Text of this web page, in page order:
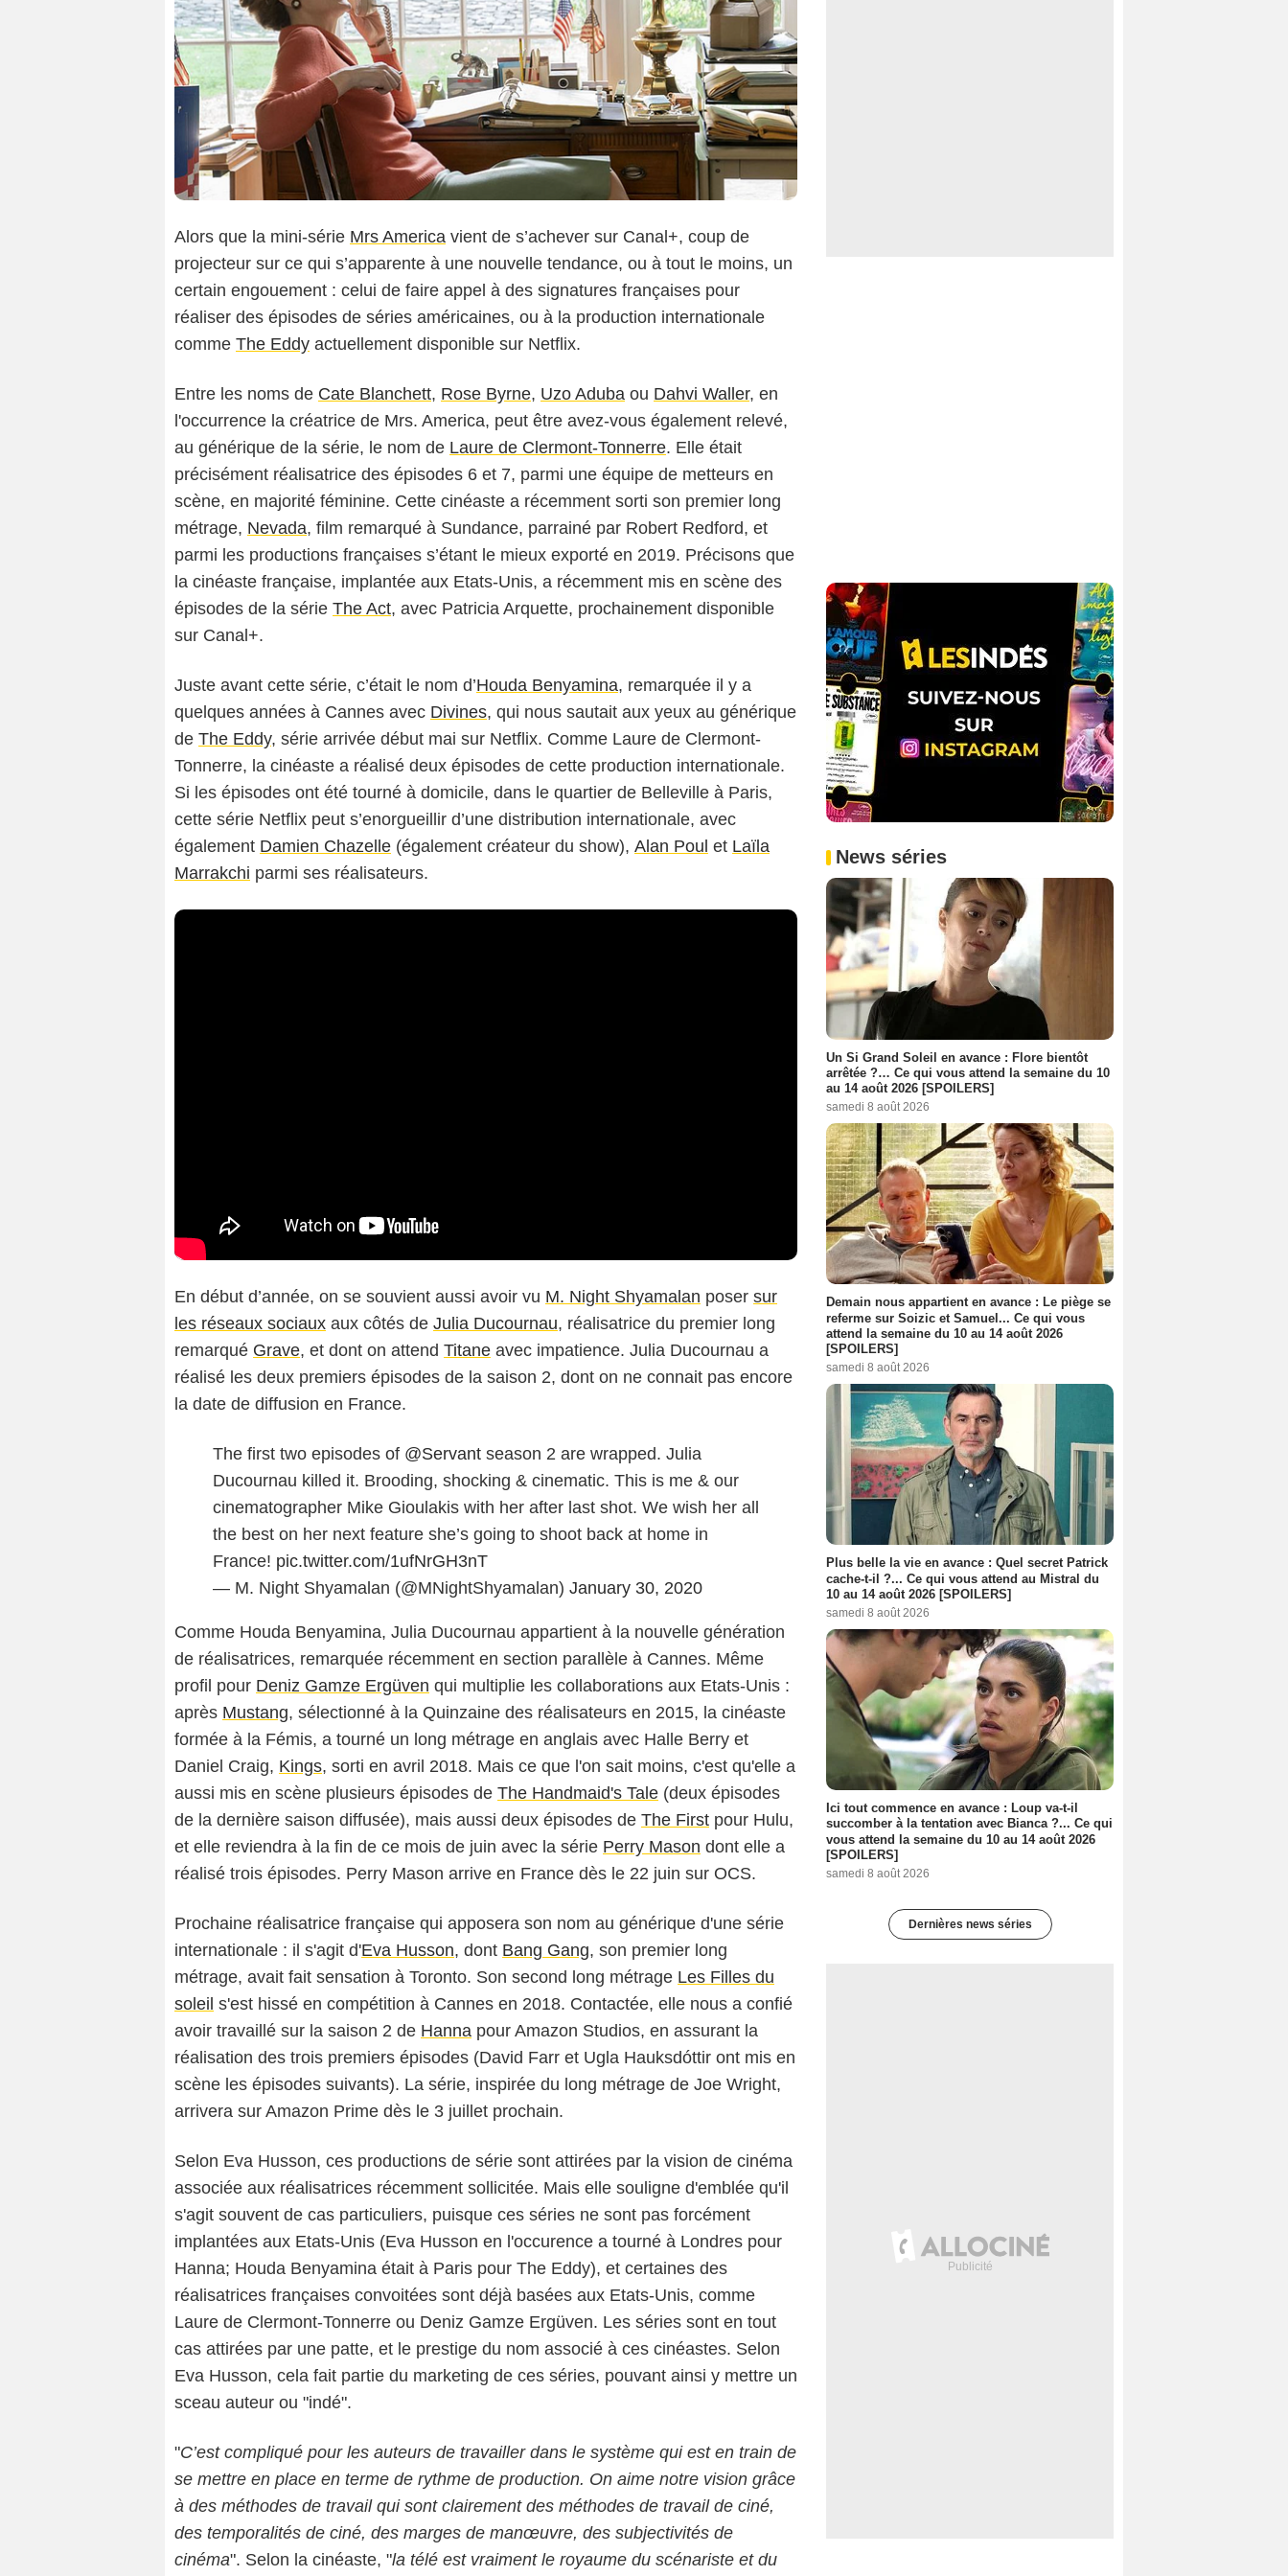
Alors que la mini-série Mrs America vient de s’achever sur Canal+, coup de
projecteur sur ce qui s’apparente à une nouvelle tendance, ou à tout le moins, un
certain engouement : celui de faire appel à des signatures françaises pour
réaliser des épisodes de séries américaines, ou à la production internationale
comme The Eddy actuellement disponible sur Netflix.
Entre les noms de Cate Blanchett, Rose Byrne, Uzo Aduba ou Dahvi Waller, en
l'occurrence la créatrice de Mrs. America, peut être avez-vous également relevé,
au générique de la série, le nom de Laure de Clermont-Tonnerre. Elle était
précisément réalisatrice des épisodes 6 et 7, parmi une équipe de metteurs en
scène, en majorité féminine. Cette cinéaste a récemment sorti son premier long
métrage, Nevada, film remarqué à Sundance, parrainé par Robert Redford, et
parmi les productions françaises s’étant le mieux exporté en 2019. Précisons que
la cinéaste française, implantée aux Etats-Unis, a récemment mis en scène des
épisodes de la série The Act, avec Patricia Arquette, prochainement disponible
sur Canal+.
Juste avant cette série, c’était le nom d’Houda Benyamina, remarquée il y a
quelques années à Cannes avec Divines, qui nous sautait aux yeux au générique
de The Eddy, série arrivée début mai sur Netflix. Comme Laure de Clermont-
Tonnerre, la cinéaste a réalisé deux épisodes de cette production internationale.
Si les épisodes ont été tourné à domicile, dans le quartier de Belleville à Paris,
cette série Netflix peut s’enorgueillir d’une distribution internationale, avec
également Damien Chazelle (également créateur du show), Alan Poul et Laïla
Marrakchi parmi ses réalisateurs.
En début d’année, on se souvient aussi avoir vu M. Night Shyamalan poser sur
les réseaux sociaux aux côtés de Julia Ducournau, réalisatrice du premier long
remarqué Grave, et dont on attend Titane avec impatience. Julia Ducournau a
réalisé les deux premiers épisodes de la saison 2, dont on ne connait pas encore
la date de diffusion en France.
The first two episodes of @Servant season 2 are wrapped. Julia
Ducournau killed it. Brooding, shocking & cinematic. This is me & our
cinematographer Mike Gioulakis with her after last shot. We wish her all
the best on her next feature she’s going to shoot back at home in
France! pic.twitter.com/1ufNrGH3nT
— M. Night Shyamalan (@MNightShyamalan) January 30, 2020
Comme Houda Benyamina, Julia Ducournau appartient à la nouvelle génération
de réalisatrices, remarquée récemment en section parallèle à Cannes. Même
profil pour Deniz Gamze Ergüven qui multiplie les collaborations aux Etats-Unis :
après Mustang, sélectionné à la Quinzaine des réalisateurs en 2015, la cinéaste
formée à la Fémis, a tourné un long métrage en anglais avec Halle Berry et
Daniel Craig, Kings, sorti en avril 2018. Mais ce que l'on sait moins, c'est qu'elle a
aussi mis en scène plusieurs épisodes de The Handmaid's Tale (deux épisodes
de la dernière saison diffusée), mais aussi deux épisodes de The First pour Hulu,
et elle reviendra à la fin de ce mois de juin avec la série Perry Mason dont elle a
réalisé trois épisodes. Perry Mason arrive en France dès le 22 juin sur OCS.
Prochaine réalisatrice française qui apposera son nom au générique d'une série
internationale : il s'agit d'Eva Husson, dont Bang Gang, son premier long
métrage, avait fait sensation à Toronto. Son second long métrage Les Filles du
soleil s'est hissé en compétition à Cannes en 2018. Contactée, elle nous a confié
avoir travaillé sur la saison 2 de Hanna pour Amazon Studios, en assurant la
réalisation des trois premiers épisodes (David Farr et Ugla Hauksdóttir ont mis en
scène les épisodes suivants). La série, inspirée du long métrage de Joe Wright,
arrivera sur Amazon Prime dès le 3 juillet prochain.
Selon Eva Husson, ces productions de série sont attirées par la vision de cinéma
associée aux réalisatrices récemment sollicitée. Mais elle souligne d'emblée qu'il
s'agit souvent de cas particuliers, puisque ces séries ne sont pas forcément
implantées aux Etats-Unis (Eva Husson en l'occurence a tourné à Londres pour
Hanna; Houda Benyamina était à Paris pour The Eddy), et certaines des
réalisatrices françaises convoitées sont déjà basées aux Etats-Unis, comme
Laure de Clermont-Tonnerre ou Deniz Gamze Ergüven. Les séries sont en tout
cas attirées par une patte, et le prestige du nom associé à ces cinéastes. Selon
Eva Husson, cela fait partie du marketing de ces séries, pouvant ainsi y mettre un
sceau auteur ou "indé".
"C’est compliqué pour les auteurs de travailler dans le système qui est en train de
se mettre en place en terme de rythme de production. On aime notre vision grâce
à des méthodes de travail qui sont clairement des méthodes de travail de ciné,
des temporalités de ciné, des marges de manœuvre, des subjectivités de
cinéma". Selon la cinéaste, "la télé est vraiment le royaume du scénariste et du
News séries
Un Si Grand Soleil en avance : Flore bientôt
arrêtée ?… Ce qui vous attend la semaine du 10
au 14 août 2026 [SPOILERS]
samedi 8 août 2026
Demain nous appartient en avance : Le piège se
referme sur Soizic et Samuel... Ce qui vous
attend la semaine du 10 au 14 août 2026
[SPOILERS]
samedi 8 août 2026
Plus belle la vie en avance : Quel secret Patrick
cache-t-il ?... Ce qui vous attend au Mistral du
10 au 14 août 2026 [SPOILERS]
samedi 8 août 2026
Ici tout commence en avance : Loup va-t-il
succomber à la tentation avec Bianca ?... Ce qui
vous attend la semaine du 10 au 14 août 2026
[SPOILERS]
samedi 8 août 2026
Dernières news séries